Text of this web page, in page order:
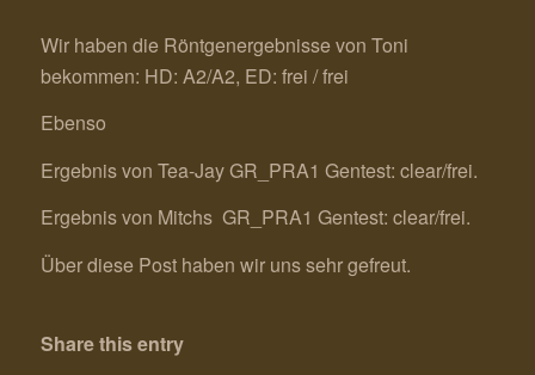
Wir haben die Röntgenergebnisse von Toni
bekommen: HD: A2/A2, ED: frei / frei
Ebenso
Ergebnis von Tea-Jay GR_PRA1 Gentest: clear/frei.
Ergebnis von Mitchs GR_PRA1 Gentest: clear/frei.
Über diese Post haben wir uns sehr gefreut.
Share this entry